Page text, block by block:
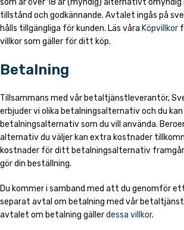
som är över 18 år (myndig) alternativt omyndig
tillstånd och godkännande. Avtalet ingås på
hålls tillgängliga för kunden. Läs våra Köpvillkor
villkor som gäller för ditt köp.
Betalning
Tillsammans med vår betaltjänstleverantör,
erbjuder vi olika betalningsalternativ och du
betalningsalternativ som du vill använda.
alternativ du väljer kan extra kostnader
kostnader för ditt betalningsalternativ framgår
gör din beställning.
Du kommer i samband med att du genomför
separat avtal om betalning med vår
avtalet om betalning gällerdessa villkor.